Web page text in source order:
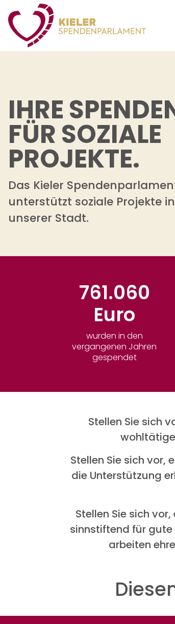
IHRE
FÜR SOZIALE
PROJEKTE.
Das Kieler
unterstützt soziale Projekte in
unserer Stadt.
761.060
Euro
wurden in den
vergangenen Jahren
gespendet
Stellen Sie sich
Stellen Sie sich vor,
die Unterstützung
Stellen Sie sich
sinnstiftend für gute
arbeiten